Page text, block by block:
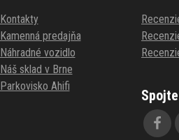
Kontakty
Kamenná predajňa
Náhradné vozidlo
Náš sklad v Brne
Parkovisko Ahifi